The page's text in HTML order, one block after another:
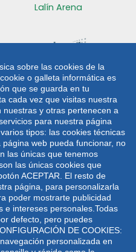
sobre las cookies de la
o galleta informática es
que se guarda en tu
cada vez que visitas nuestra
nuestras y otras pertenecen a
para nuestra página
tipos: las cookies técnicas
web pueda funcionar, no
las únicas que tenemos
las únicas cookies que
ACEPTAR. El resto de
página, para personalizarla
poder mostrarte publicidad
e intereses personales.Todas
defecto, pero puedes
DE COOKIES:
personalizada en
Lalín Arena
Sede electrónica
986 787 060
986 782 042
de privacidade
VODAFONE -